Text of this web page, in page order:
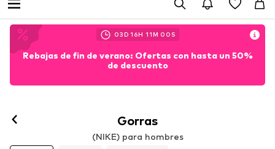
03D 16H 11M 00 S
Rebajas de fin de verano: Ofertas con hasta un 50%
de descuento
Gorras
(NIKE) para hombres